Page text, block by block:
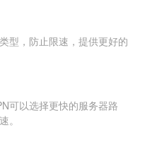
型，防止限速，提供更好的
可以选择更快的服务器路
。